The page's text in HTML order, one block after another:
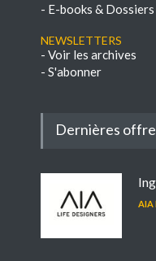
- E-books &
NEWSLETTERS
- Voir les archives
- S'abonner
Dernières
AIA